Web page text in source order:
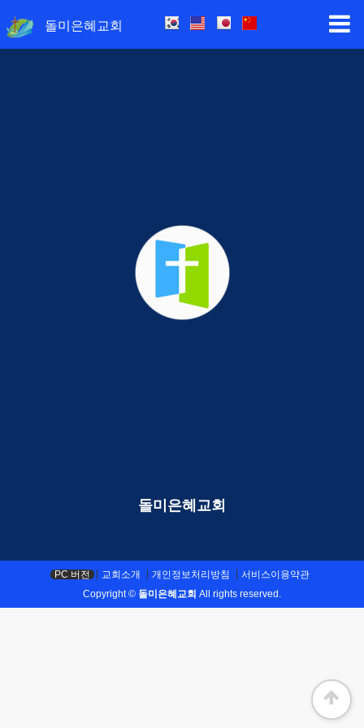
돌미은혜교회
돌미은혜교회
PC 버전 교회소개 개인정보처리방침
서비스이용약관
Copyright © 돌미은혜교회 All rights reserved.